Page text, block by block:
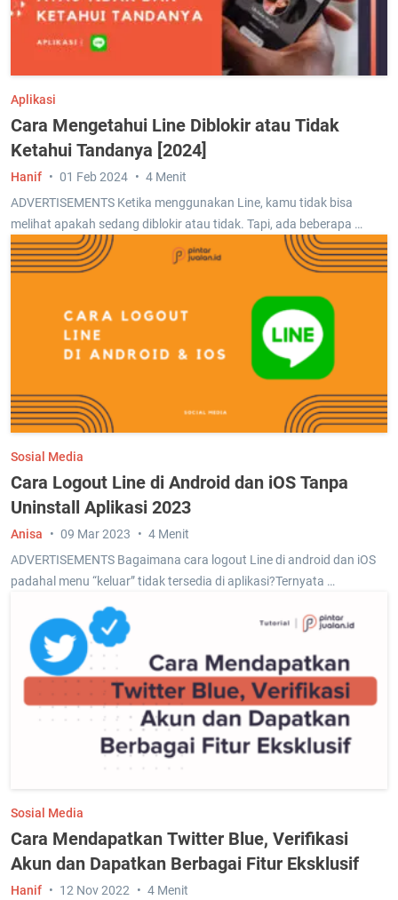
Aplikasi
Cara Mengetahui Line Diblokir atau Tidak
Ketahui Tandanya [2024]
ADVERTISEMENTS Ketika menggunakan Line, kamu tidak bisa
melihat apakah sedang diblokir atau tidak. Tapi, ada beberapa …
Hanif 01 Feb 2024 4 Menit
Sosial Media
Cara Logout Line di Android dan iOS Tanpa
Uninstall Aplikasi 2023
ADVERTISEMENTS Bagaimana cara logout Line di android dan iOS
padahal menu “keluar” tidak tersedia di aplikasi?Ternyata …
Anisa 09 Mar 2023 4 Menit
Sosial Media
Cara Mendapatkan Twitter Blue, Verifikasi
Akun dan Dapatkan Berbagai Fitur Eksklusif
Hanif 12 Nov 2022 4 Menit